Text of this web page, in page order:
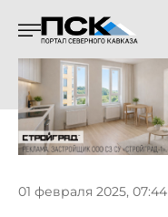
01 февраля 2025, 07:44